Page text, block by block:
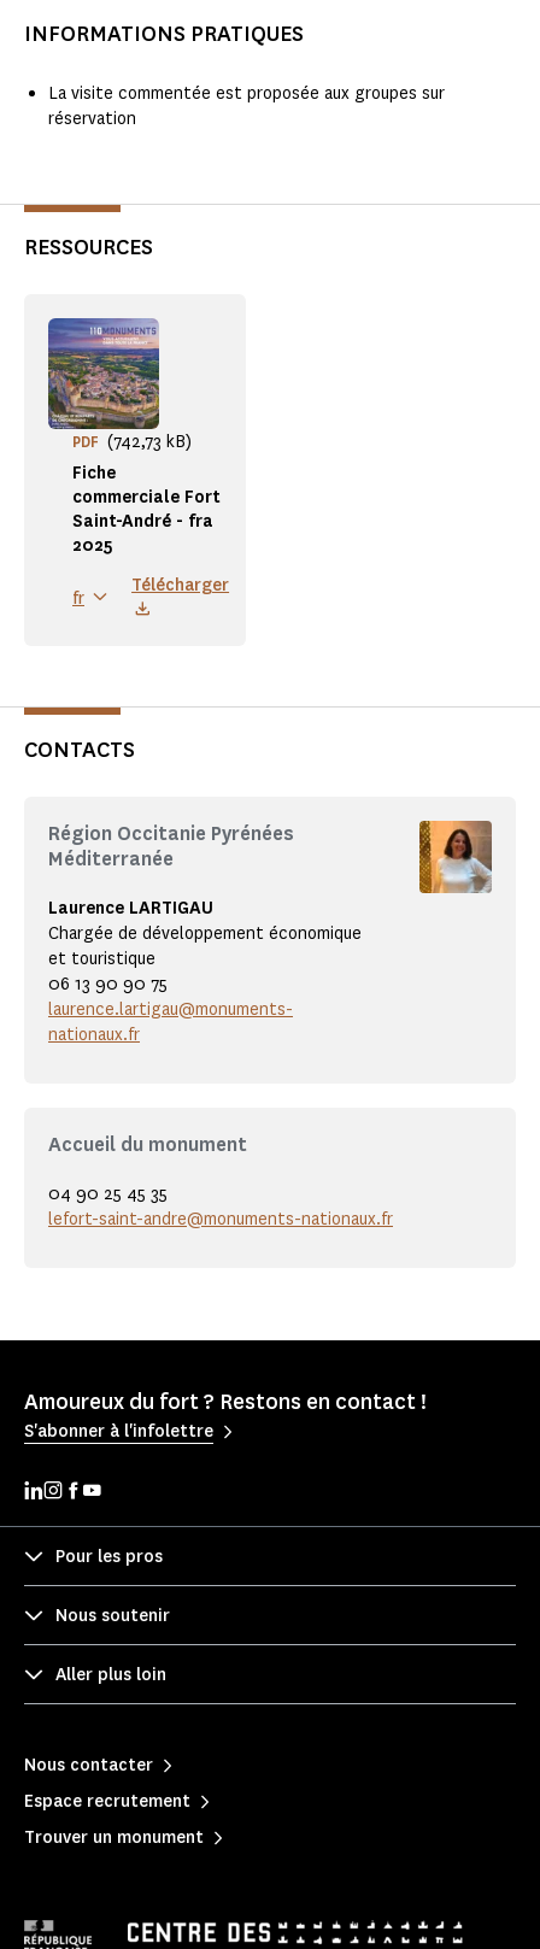
INFORMATIONS PRATIQUES
La visite commentée est proposée aux groupes sur
réservation
RESSOURCES
Fiche
commerciale Fort
Saint-André - fra
2025
PDF (742,73 kB)
fr
Télécharger
CONTACTS
Région Occitanie Pyrénées
Méditerranée
Laurence LARTIGAU
Chargée de développement économique
et touristique
06 13 90 90 75
laurence.lartigau@monuments-
nationaux.fr
Accueil du monument
04 90 25 45 35
lefort-saint-andre@monuments-nationaux.fr
Amoureux du fort ? Restons en contact !
S'abonner à l'infolettre
Pour les pros
Nous soutenir
Aller plus loin
Nous contacter
Espace recrutement
Trouver un monument